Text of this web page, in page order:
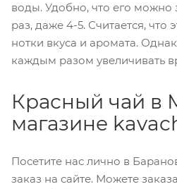
воды. Удобно, что его можно
раз, даже 4-5. Считается, что
нотки вкуса и аромата.
каждым разом увеличивать
Красный чай в
магазине
Посетите нас лично в
заказ на сайте. Можете